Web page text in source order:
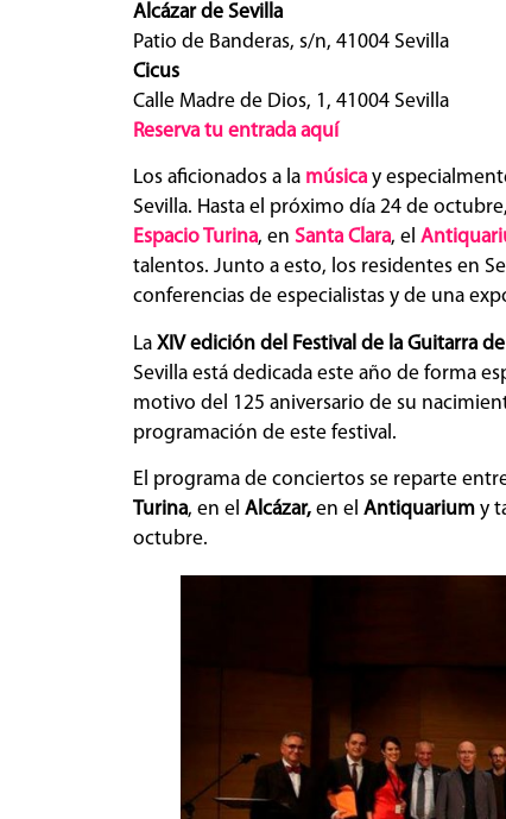
Alcázar de Sevilla
Patio de Banderas, s/n, 41004 Sevilla
Cicus
Calle Madre de Dios, 1, 41004 Sevilla
Reserva tu entrada aquí
Los aficionados a la músicay
Sevilla. Hasta el próximo día 24 de
Espacio Turina, en Santa Clara, el
talentos. Junto a esto, los residentes en
conferencias de especialistas y de una
La XIV edición del Festival de la Guitarra
Sevilla está dedicada este año de forma
motivo del 125 aniversario de su
programación de este festival.
El programa de conciertos se reparte
Turina, en el Alcázar, en el Antiquarium y
octubre.